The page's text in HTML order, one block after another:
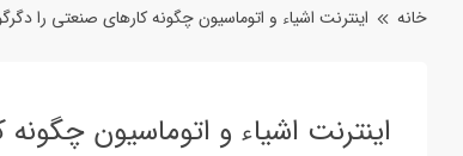
خانه اینترنت اشیاء و اتوماسیون چگونه کارهای صنعتی را
اینترنت اشیاء و اتوماسیون